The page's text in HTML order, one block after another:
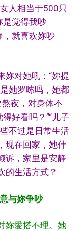
人相当于500只
是觉得我吵
，就喜欢妳吵
妳对她吼：“妳提
她罗嗦吗，她都
夜，对身体不
好看吗？”“儿子
不过是日常生活
现在回家，她什
诉，家里是安静
的生活方式？
与妳争吵
妳愛搭不理。她